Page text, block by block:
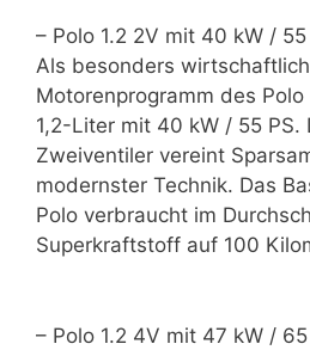
– Polo 1.2 2V mit 40 kW / 55
Als besonders
Motorenprogramm des
1,2-Liter mit 40 kW / 55 PS.
Zweiventiler vereint
modernster Technik. Das
Polo verbraucht im
Superkraftstoff auf 100
– Polo 1.2 4V mit 47 kW / 65